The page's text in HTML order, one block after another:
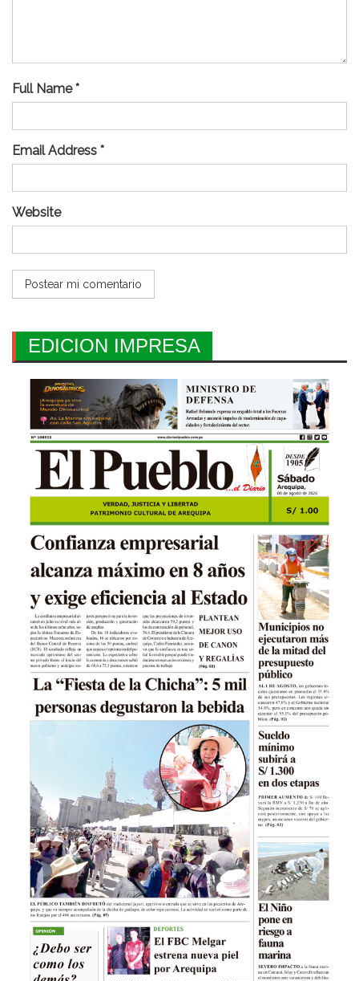
Full Name *
Email Address *
Website
EDICION IMPRESA